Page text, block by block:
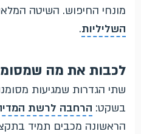
מונחי החיפוש. השיטה
השליליות.
לכבות את מה
שתי הגדרות שמגיעות
בשקט: הרחבה לרשת
הראשונה מכבים תמיד